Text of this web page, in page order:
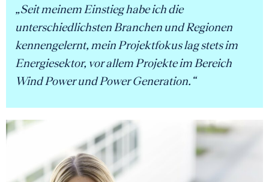
„Seit meinem Einstieg habe ich die
unterschiedlichsten Branchen und Regionen
kennengelernt, mein Projektfokus lag stets im
Energiesektor, vor allem Projekte im Bereich
Wind Power und Power Generation.“